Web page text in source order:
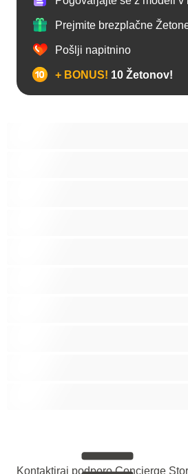
Prejmite brezplačne
Pošlji napitnino
+ BONUS! 10 Žetonov!
Kontaktiraj podporo Concierge